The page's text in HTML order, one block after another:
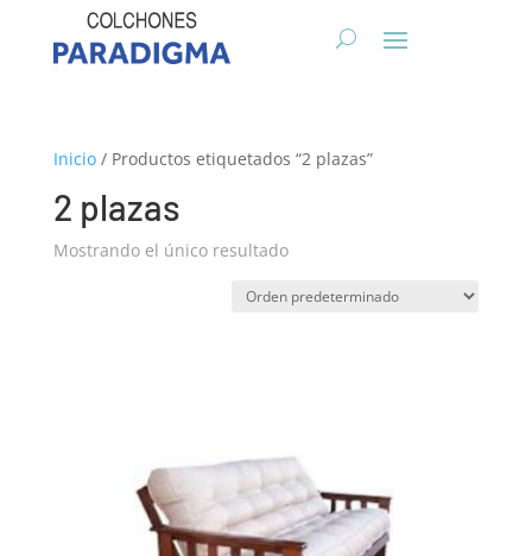
Inicio/ Productos etiquetados “2 plazas”
2 plazas
Mostrando el único resultado